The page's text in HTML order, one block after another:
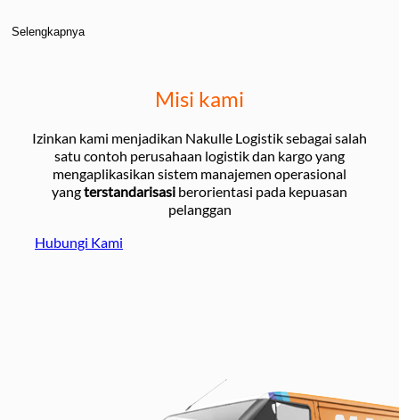
Selengkapnya
Misi kami
Izinkan kami menjadikan Nakulle Logistik sebagai salah
satu contoh perusahaan logistik dan kargo yang
mengaplikasikan sistem manajemen operasional
yangterstandarisasi berorientasi pada kepuasan
pelanggan
Hubungi Kami